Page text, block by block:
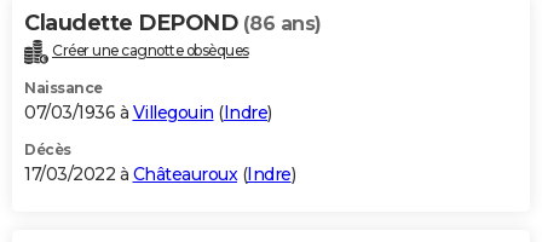
Claudette DEPOND (86 ans)
Créer une cagnotte obsèques
Naissance
07/03/1936 à Villegouin (Indre)
Décès
17/03/2022 à Châteauroux(Indre)